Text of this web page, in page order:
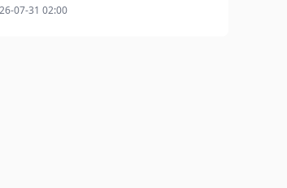
07-31 02:00